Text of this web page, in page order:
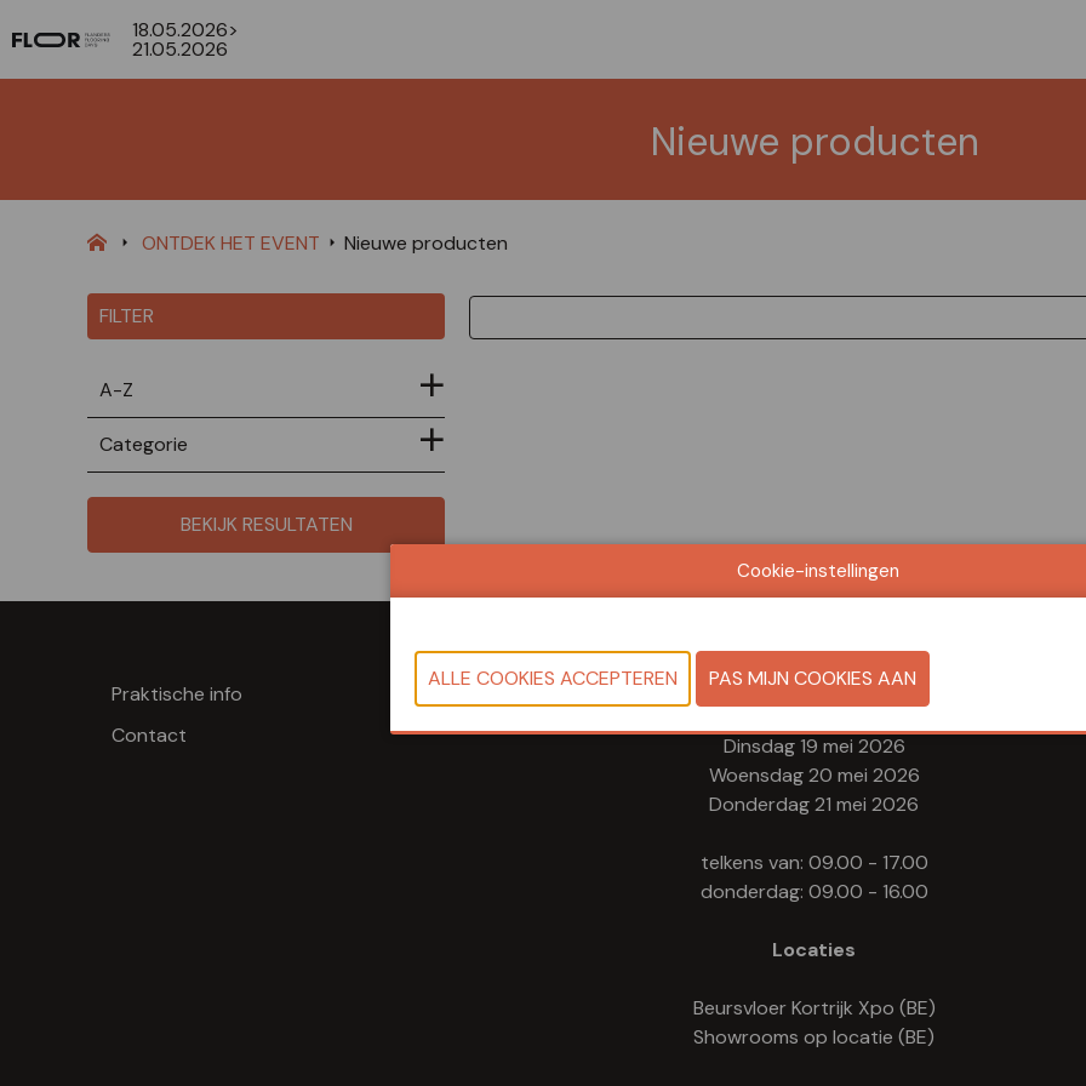
18.05.2026>
21.05.2026
Nieuwe producten
ONTDEK HET EVENT Nieuwe producten
FILTER
A-Z
Categorie
BEKIJK RESULTATEN
Praktische info
Contact
Data & Openingsuren
Dinsdag 19 mei 2026
Woensdag 20 mei 2026
Donderdag 21 mei 2026
telkens van: 09.00 - 17.00
donderdag: 09.00 - 16.00
Locaties
Beursvloer Kortrijk Xpo (BE)
Showrooms op locatie (BE)
Cookie-instellingen